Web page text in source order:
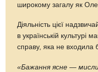
широкому загалу як
Діяльність цієї
в українській культурі
справу, яка не входила б
«Бажання ясне —